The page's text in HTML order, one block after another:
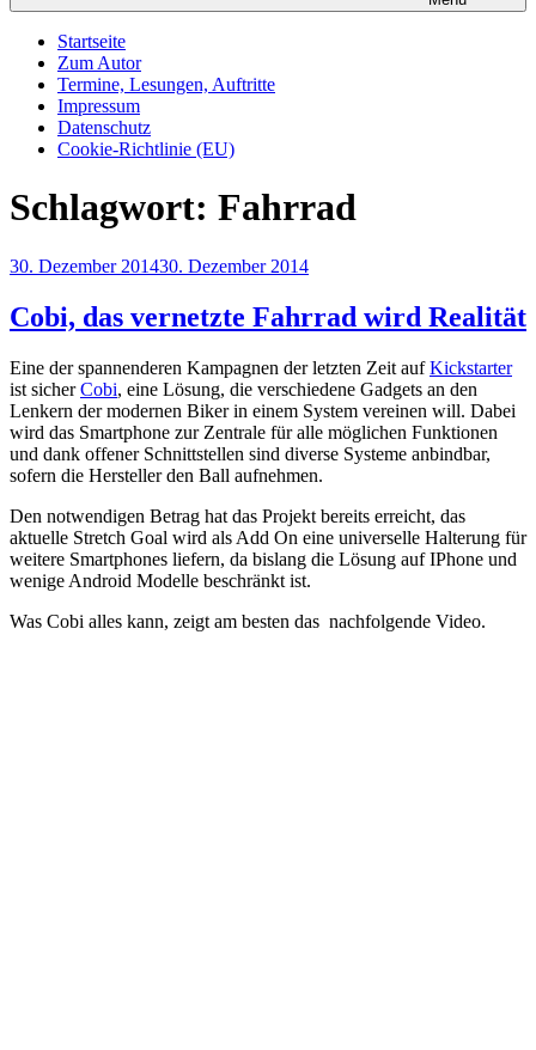
Startseite
Zum Autor
Termine, Lesungen, Auftritte
Impressum
Datenschutz
Cookie-Richtlinie (EU)
Schlagwort: Fahrrad
Veröffentlicht
30. Dezember 201430. Dezember 2014
Cobi, das vernetzte Fahrrad wird Realität
Eine der spannenderen Kampagnen der letzten Zeit aufKickstarter
ist sicherCobi, eine Lösung, die verschiedene Gadgets an den
Lenkern der modernen Biker in einem System vereinen will. Dabei
wird das Smartphone zur Zentrale für alle möglichen Funktionen
und dank offener Schnittstellen sind diverse Systeme anbindbar,
sofern die Hersteller den Ball aufnehmen.
Den notwendigen Betrag hat das Projekt bereits erreicht, das
aktuelle Stretch Goal wird als Add On eine universelle Halterung für
weitere Smartphones liefern, da bislang die Lösung auf IPhone und
wenige Android Modelle beschränkt ist.
Was Cobi alles kann, zeigt am besten das nachfolgende Video.